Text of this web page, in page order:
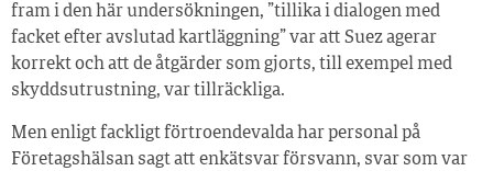
fram i den här undersökningen, ”tillika i dialogen med
facket efter avslutad kartläggning” var att Suez agerar
korrekt och att de åtgärder som gjorts, till exempel med
skyddsutrustning, var tillräckliga.
Men enligt fackligt förtroendevalda har personal på
Företagshälsan sagt att enkätsvar försvann, svar som var